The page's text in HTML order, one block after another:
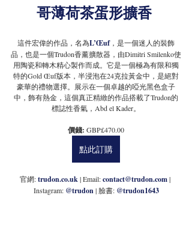
哥薄荷茶蛋形擴香
這件宏偉的作品，名為L’Œuf，是一個迷人的裝飾
品，也是一個Trudon香薰擴散器，由Dimitri Smilenko使
用陶瓷和轉木精心製作而成。它是一個極為有限和獨
特的Gold Œuf版本，半浸泡在24克拉黃金中，是絕對
豪華的禮物選擇。展示在一個卓越的啞光黑色盒子
中，飾有熱金，這個真正精緻的作品搭載了Trudon的
標誌性香氣，Abd el Kader。
價錢: GBP£470.00
點此訂購
官網: trudon.co.uk | Email: contact@trudon.com |
Instagram: @trudon | 臉書: @trudon1643